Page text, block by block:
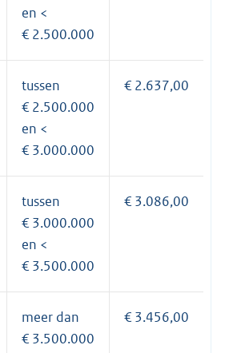
en <
€ 2.500.000
tussen
€ 2.500.000
en <
€ 3.000.000
€ 2.637,00
tussen
€ 3.000.000
en <
€ 3.500.000
€ 3.086,00
meer dan
€ 3.500.000
€ 3.456,00